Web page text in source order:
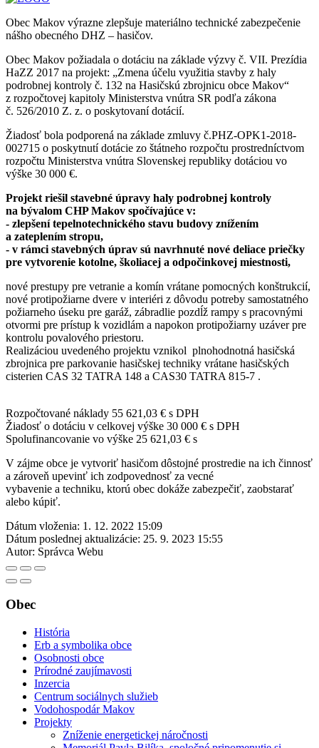
Obec Makov výrazne zlepšuje materiálno technické zabezpečenie
nášho obecného DHZ – hasičov.
Obec Makov požiadala o dotáciu na základe výzvy č. VII. Prezídia
HaZZ 2017 na projekt: „Zmena účelu využitia stavby z haly
podrobnej kontroly č. 132 na Hasičskú zbrojnicu obce Makov“
z rozpočtovej kapitoly Ministerstva vnútra SR podľa zákona
č. 526/2010 Z. z. o poskytovaní dotácií.
Žiadosť bola podporená na základe zmluvy č.PHZ-OPK1-2018-
002715 o poskytnutí dotácie zo štátneho rozpočtu prostredníctvom
rozpočtu Ministerstva vnútra Slovenskej republiky dotáciou vo
výške 30 000 €.
Projekt riešil stavebné úpravy haly podrobnej kontroly
na bývalom CHP Makov spočívajúce v:
- zlepšení tepelnotechnického stavu budovy znížením
a zateplením stropu,
- v rámci stavebných úprav sú navrhnuté nové deliace priečky
pre vytvorenie kotolne, školiacej a odpočinkovej miestnosti,
nové prestupy pre vetranie a komín vrátane pomocných konštrukcií,
nové protipožiarne dvere v interiéri z dôvodu potreby samostatného
požiarneho úseku pre garáž, zábradlie pozdĺž rampy s pracovnými
otvormi pre prístup k vozidlám a napokon protipožiarny uzáver pre
kontrolu povalového priestoru.
Realizáciou uvedeného projektu vznikol plnohodnotná hasičská
zbrojnica pre parkovanie hasičskej techniky vrátane hasičských
cisterien CAS 32 TATRA 148 a CAS30 TATRA 815-7 .
Rozpočtované náklady 55 621,03 € s DPH
Žiadosť o dotáciu v celkovej výške 30 000 € s DPH
Spolufinancovanie vo výške 25 621,03 € s
V zájme obce je vytvoriť hasičom dôstojné prostredie na ich činnosť
a zároveň upevinť ich zodpovednosť za vecné
vybavenie a techniku, ktorú obec dokáže zabezpečiť, zaobstarať
alebo kúpiť.
Dátum vloženia: 1. 12. 2022 15:09
Dátum poslednej aktualizácie: 25. 9. 2023 15:55
Autor: Správca Webu
Obec
História
Erb a symbolika obce
Osobnosti obce
Prírodné zaujímavosti
Inzercia
Centrum sociálnych služieb
Vodohospodár Makov
Projekty
Zníženie energetickej náročnosti